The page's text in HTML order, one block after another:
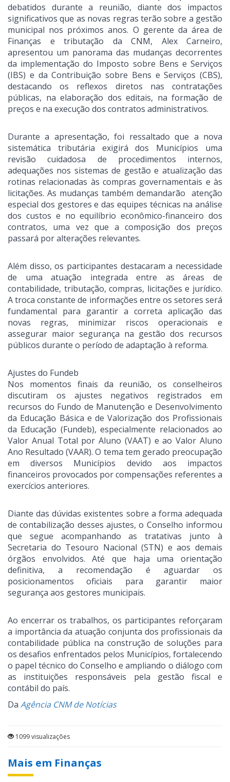
debatidos durante a reunião, diante dos impactos
significativos que as novas regras terão sobre a gestão
municipal nos próximos anos. O gerente da área de
Finanças e tributação da CNM, Alex Carneiro,
apresentou um panorama das mudanças decorrentes
da implementação do Imposto sobre Bens e Serviços
(IBS) e da Contribuição sobre Bens e Serviços (CBS),
destacando os reflexos diretos nas contratações
públicas, na elaboração dos editais, na formação de
preços e na execução dos contratos administrativos.
Durante a apresentação, foi ressaltado que a nova
sistemática tributária exigirá dos Municípios uma
revisão cuidadosa de procedimentos internos,
adequações nos sistemas de gestão e atualização das
rotinas relacionadas às compras governamentais e às
licitações. As mudanças também demandarão atenção
especial dos gestores e das equipes técnicas na análise
dos custos e no equilíbrio econômico-financeiro dos
contratos, uma vez que a composição dos preços
passará por alterações relevantes.
Além disso, os participantes destacaram a necessidade
de uma atuação integrada entre as áreas de
contabilidade, tributação, compras, licitações e jurídico.
A troca constante de informações entre os setores será
fundamental para garantir a correta aplicação das
novas regras, minimizar riscos operacionais e
assegurar maior segurança na gestão dos recursos
públicos durante o período de adaptação à reforma.
Ajustes do Fundeb
Nos momentos finais da reunião, os conselheiros
discutiram os ajustes negativos registrados em
recursos do Fundo de Manutenção e Desenvolvimento
da Educação Básica e de Valorização dos Profissionais
da Educação (Fundeb), especialmente relacionados ao
Valor Anual Total por Aluno (VAAT) e ao Valor Aluno
Ano Resultado (VAAR). O tema tem gerado preocupação
em diversos Municípios devido aos impactos
financeiros provocados por compensações referentes a
exercícios anteriores.
Diante das dúvidas existentes sobre a forma adequada
de contabilização desses ajustes, o Conselho informou
que segue acompanhando as tratativas junto à
Secretaria do Tesouro Nacional (STN) e aos demais
órgãos envolvidos. Até que haja uma orientação
definitiva, a recomendação é aguardar os
posicionamentos oficiais para garantir maior
segurança aos gestores municipais.
Ao encerrar os trabalhos, os participantes reforçaram
a importância da atuação conjunta dos profissionais da
contabilidade pública na construção de soluções para
os desafios enfrentados pelos Municípios, fortalecendo
o papel técnico do Conselho e ampliando o diálogo com
as instituições responsáveis pela gestão fiscal e
contábil do país.
Da Agência CNM de Notícias
1099 visualizações
Mais em Finanças